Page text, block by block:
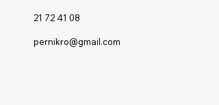
21 72 41 08
pernikro@gmail.com